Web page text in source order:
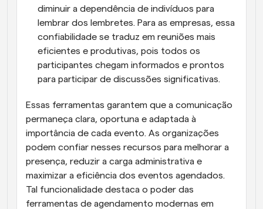
diminuir a dependência de indivíduos para
lembrar dos lembretes. Para as empresas, essa
confiabilidade se traduz em reuniões mais
eficientes e produtivas, pois todos os
participantes chegam informados e prontos
para participar de discussões significativas.
Essas ferramentas garantem que a comunicação
permaneça clara, oportuna e adaptada à
importância de cada evento. As organizações
podem confiar nesses recursos para melhorar a
presença, reduzir a carga administrativa e
maximizar a eficiência dos eventos agendados.
Tal funcionalidade destaca o poder das
ferramentas de agendamento modernas em